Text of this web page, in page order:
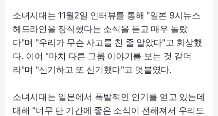
소녀시대는 11월2일 인터뷰를 통해 "일본 9시뉴스
헤드라인을 장식했다는 소식을 듣고 매우 놀랐
다"며 "우리가 무슨 사고를 친 줄 알았다"고 회상했
다. 이어 "마치 다른 그룹 이야기를 보는 것 같더
라"며 "신기하고 또 신기했다"고 덧붙였다.
소녀시대는 일본에서 폭발적인 인기를 얻고 있는데
대해 "너무 단 기간에 좋은 소식이 전해져서 우리도